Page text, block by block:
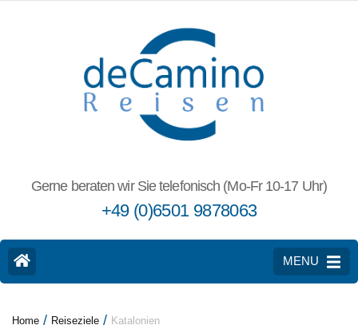
Gerne beraten wir Sie telefonisch (Mo-Fr 10-17 Uhr)
+49 (0)6501 9878063
MENU
Home / Reiseziele / Katalonien